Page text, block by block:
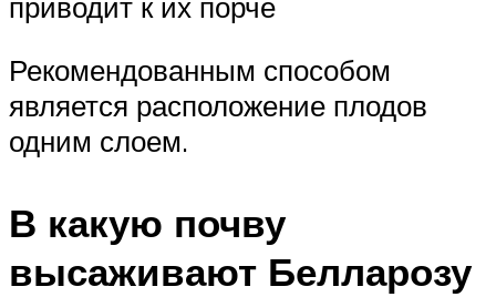
Рекомендованным способом
является расположение плодов
одним слоем.
В какую почву
высаживают Белларозу